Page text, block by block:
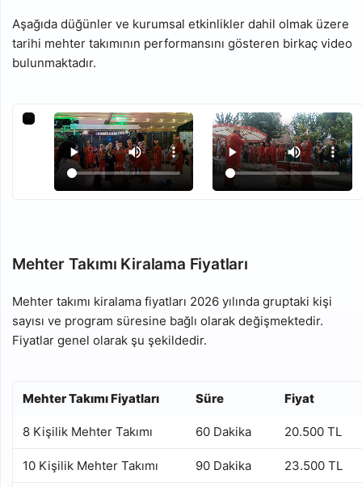
Aşağıda düğünler ve kurumsal etkinlikler dahil olmak üzere
tarihi mehter takımının performansını gösteren birkaç video
bulunmaktadır.
Mehter Takımı Kiralama Fiyatları
Mehter takımı kiralama fiyatları 2026 yılında gruptaki kişi
sayısı ve program süresine bağlı olarak değişmektedir.
Fiyatlar genel olarak şu şekildedir.
Mehter Takımı Fiyatları Süre Fiyat
8 Kişilik Mehter Takımı 60 Dakika 20.500 TL
10 Kişilik Mehter Takımı 90 Dakika 23.500 TL